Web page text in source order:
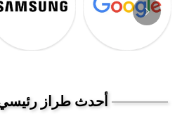
أحدث طراز